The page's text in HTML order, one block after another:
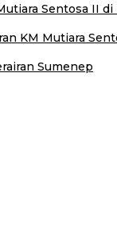
Sentosa II di
KM Mutiara
Sumenep